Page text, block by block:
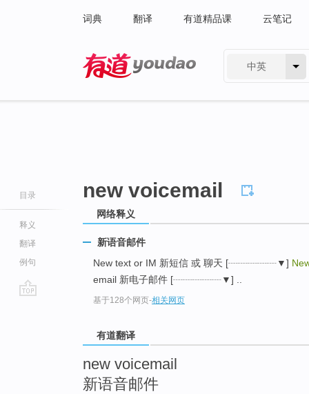
词典 翻译 有道精品课 云笔记
中英
目录
释义
翻译
例句
new voicemail
网络释义
新语音邮件
New text or IM 新短信 或 聊天 [┈┈┈┈┈▼]
email 新电子邮件 [┈┈┈┈┈▼] ..
基于128个网页-相关网页
有道翻译
new voicemail
新语音邮件